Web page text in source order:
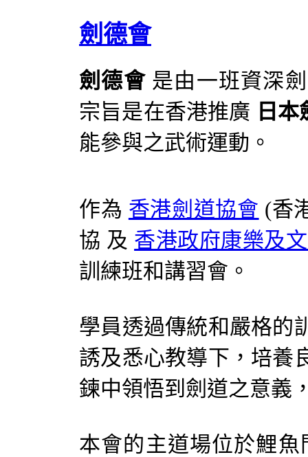
劍德會
劍德會是由一班資深
宗旨是在香港推廣 日本
能參與之武術運動。
作為 香港劍道協會 (香
協 及 香港政府康樂及
訓練班和講習會。
學員透過傳統和嚴格的
誘及悉心教導下，培養
鍊中領悟到劍道之意義
本會的主道場位於鯉